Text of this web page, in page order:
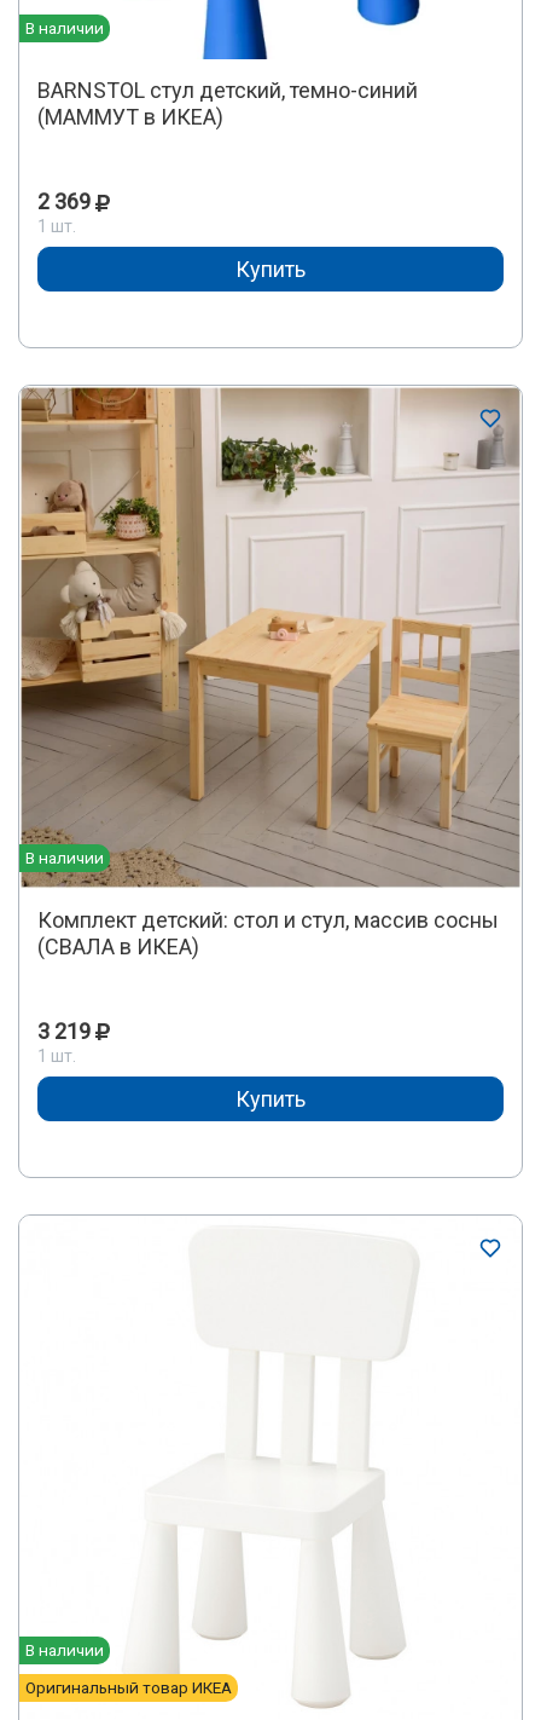
В наличии
BARNSTOL стул детский, темно-синий
(МАММУТ в ИКЕА)
2 369
1 шт.
Купить
В наличии
Комплект детский: стол и стул, массив сосны
(СВАЛА в ИКЕА)
3 219
1 шт.
Купить
В наличии
Оригинальный товар ИКЕА